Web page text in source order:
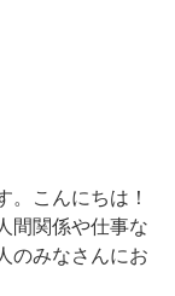
。こんにちは！
間関係や仕事な
のみなさんにお